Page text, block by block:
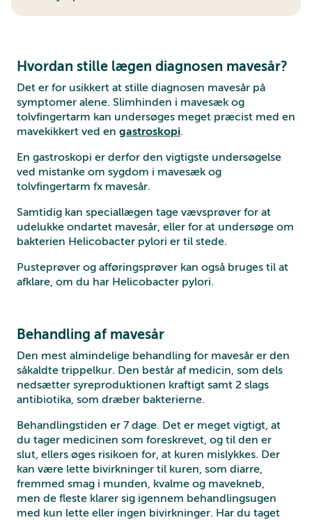
Hvordan stille lægen diagnosen mavesår?
Det er for usikkert at stille diagnosen mavesår på
symptomer alene. Slimhinden i mavesæk og
tolvfingertarm kan undersøges meget præcist med en
mavekikkert ved en gastroskopi.
En gastroskopi er derfor den vigtigste undersøgelse
ved mistanke om sygdom i mavesæk og
tolvfingertarm fx mavesår.
Samtidig kan speciallægen tage vævsprøver for at
udelukke ondartet mavesår, eller for at undersøge om
bakterien Helicobacter pylori er til stede.
Pusteprøver og afføringsprøver kan også bruges til at
afklare, om du har Helicobacter pylori.
Behandling af mavesår
Den mest almindelige behandling for mavesår er den
såkaldte trippelkur. Den består af medicin, som dels
nedsætter syreproduktionen kraftigt samt 2 slags
antibiotika, som dræber bakterierne.
Behandlingstiden er 7 dage. Det er meget vigtigt, at
du tager medicinen som foreskrevet, og til den er
slut, ellers øges risikoen for, at kuren mislykkes. Der
kan være lette bivirkninger til kuren, som diarre,
fremmed smag i munden, kvalme og mavekneb,
men de fleste klarer sig igennem behandlingsugen
med kun lette eller ingen bivirkninger. Har du taget